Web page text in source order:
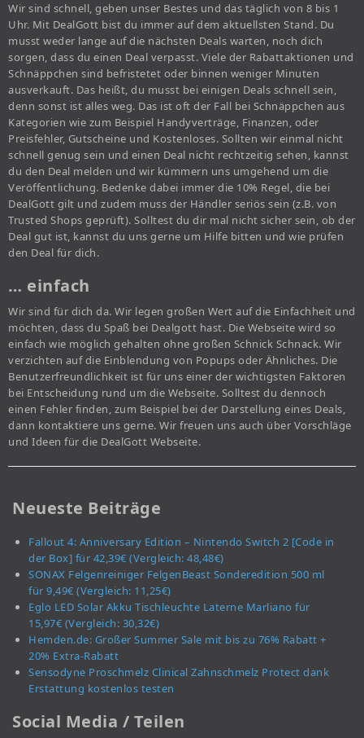
Wir sind schnell, geben unser Bestes und das täglich von 8 bis 1
Uhr. Mit DealGott bist du immer auf dem aktuellsten Stand. Du
musst weder lange auf die nächsten Deals warten, noch dich
sorgen, dass du einen Deal verpasst. Viele der Rabattaktionen und
Schnäppchen sind befristetet oder binnen weniger Minuten
ausverkauft. Das heißt, du musst bei einigen Deals schnell sein,
denn sonst ist alles weg. Das ist oft der Fall bei Schnäppchen aus
Kategorien wie zum Beispiel Handyverträge, Finanzen, oder
Preisfehler, Gutscheine und Kostenloses. Sollten wir einmal nicht
schnell genug sein und einen Deal nicht rechtzeitig sehen, kannst
du den Deal melden und wir kümmern uns umgehend um die
Veröffentlichung. Bedenke dabei immer die 10% Regel, die bei
DealGott gilt und zudem muss der Händler seriös sein (z.B. von
Trusted Shops geprüft). Solltest du dir mal nicht sicher sein, ob der
Deal gut ist, kannst du uns gerne um Hilfe bitten und wie prüfen
den Deal für dich.
… einfach
Wir sind für dich da. Wir legen großen Wert auf die Einfachheit und
möchten, dass du Spaß bei Dealgott hast. Die Webseite wird so
einfach wie möglich gehalten ohne großen Schnick Schnack. Wir
verzichten auf die Einblendung von Popups oder Ähnliches. Die
Benutzerfreundlichkeit ist für uns einer der wichtigsten Faktoren
bei Entscheidung rund um die Webseite. Solltest du dennoch
einen Fehler finden, zum Beispiel bei der Darstellung eines Deals,
dann kontaktiere uns gerne. Wir freuen uns auch über Vorschläge
und Ideen für die DealGott Webseite.
Neueste Beiträge
Fallout 4: Anniversary Edition – Nintendo Switch 2 [Code in
der Box] für 42,39€ (Vergleich: 48,48€)
SONAX Felgenreiniger FelgenBeast Sonderedition 500 ml
für 9,49€ (Vergleich: 11,25€)
Eglo LED Solar Akku Tischleuchte Laterne Marliano für
15,97€ (Vergleich: 30,32€)
Hemden.de: Großer Summer Sale mit bis zu 76% Rabatt +
20% Extra-Rabatt
Sensodyne Proschmelz Clinical Zahnschmelz Protect dank
Erstattung kostenlos testen
Social Media / Teilen